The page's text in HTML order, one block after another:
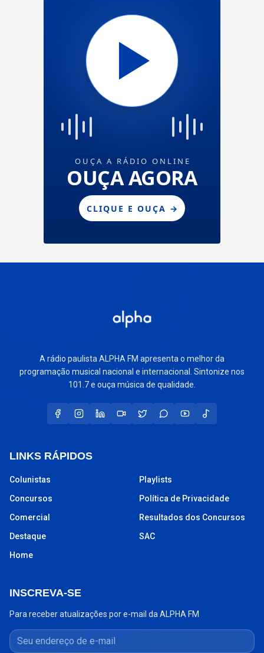
A rádio paulista ALPHA FM apresenta o melhor da
programação musical nacional e internacional. Sintonize nos
101.7 e ouça música de qualidade.
LINKS RÁPIDOS
Colunistas
Concursos
Comercial
Destaque
Home
Playlists
Política de Privacidade
Resultados dos Concursos
SAC
INSCREVA-SE
Para receber atualizações por e-mail da ALPHA FM
Seu endereço de e-mail